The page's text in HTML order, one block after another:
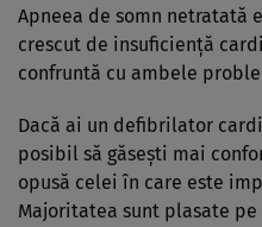
Apneea de somn netratată
crescut de insuficiență
confruntă cu ambele
Dacă ai un defibrilator
posibil să găsești mai
opusă celei în care este
Majoritatea sunt plasate pe